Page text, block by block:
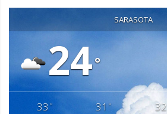
SARASOTA
24°
33 ° 31° 32